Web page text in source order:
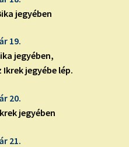
jegyében
19.
jegyében,
jegyébe lép.
20.
jegyében
21.